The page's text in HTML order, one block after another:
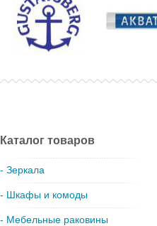
Каталог товаров
- Зеркала
- Шкафы и комоды
- Мебельные раковины